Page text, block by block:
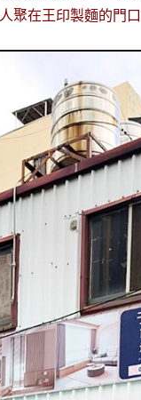
聚在王印製麵的門